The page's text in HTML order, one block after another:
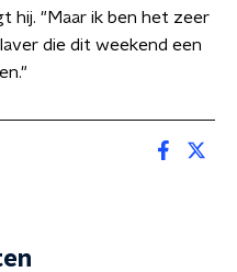
hij. "Maar ik ben het zeer
die dit weekend een